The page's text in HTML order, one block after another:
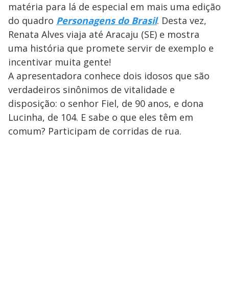
matéria para lá de especial em mais uma edição
do quadro Personagens do Brasil. Desta vez,
Renata Alves viaja até Aracaju (SE) e mostra
uma história que promete servir de exemplo e
incentivar muita gente!
A apresentadora conhece dois idosos que são
verdadeiros sinônimos de vitalidade e
disposição: o senhor Fiel, de 90 anos, e dona
Lucinha, de 104. E sabe o que eles têm em
comum? Participam de corridas de rua.